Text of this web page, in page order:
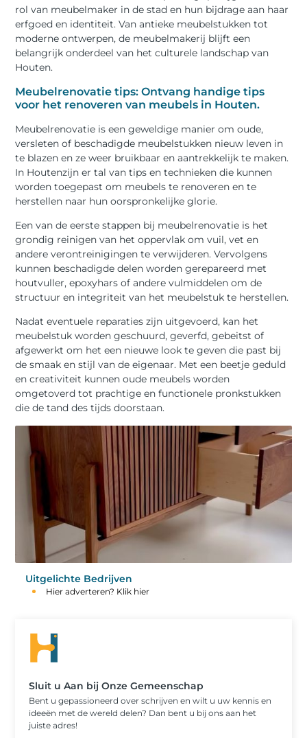
rol van meubelmaker in de stad en hun bijdrage aan haar
erfgoed en identiteit. Van antieke meubelstukken tot
moderne ontwerpen, de meubelmakerij blijft een
belangrijk onderdeel van het culturele landschap van
Houten.
Meubelrenovatie tips: Ontvang handige tips
voor het renoveren van meubels in Houten.
Meubelrenovatie is een geweldige manier om oude,
versleten of beschadigde meubelstukken nieuw leven in
te blazen en ze weer bruikbaar en aantrekkelijk te maken.
In Houtenzijn er tal van tips en technieken die kunnen
worden toegepast om meubels te renoveren en te
herstellen naar hun oorspronkelijke glorie.
Een van de eerste stappen bij meubelrenovatie is het
grondig reinigen van het oppervlak om vuil, vet en
andere verontreinigingen te verwijderen. Vervolgens
kunnen beschadigde delen worden gerepareerd met
houtvuller, epoxyhars of andere vulmiddelen om de
structuur en integriteit van het meubelstuk te herstellen.
Nadat eventuele reparaties zijn uitgevoerd, kan het
meubelstuk worden geschuurd, geverfd, gebeitst of
afgewerkt om het een nieuwe look te geven die past bij
de smaak en stijl van de eigenaar. Met een beetje geduld
en creativiteit kunnen oude meubels worden
omgetoverd tot prachtige en functionele pronkstukken
die de tand des tijds doorstaan.
Uitgelichte Bedrijven
Hier adverteren? Klik hier
Sluit u Aan bij Onze Gemeenschap
Bent u gepassioneerd over schrijven en wilt u uw kennis en
ideeën met de wereld delen? Dan bent u bij ons aan het
juiste adres!